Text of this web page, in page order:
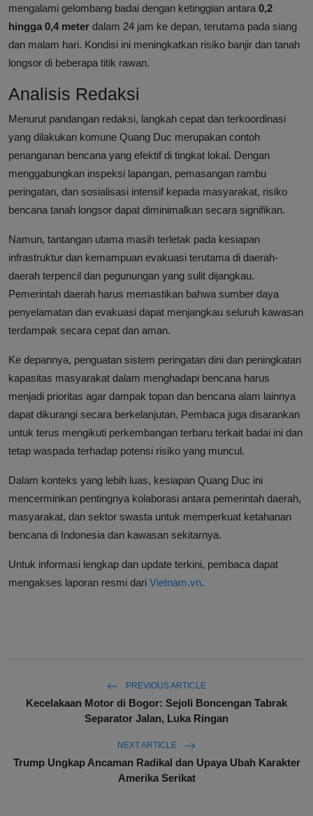
mengalami gelombang badai dengan ketinggian antara 0,2
hingga 0,4 meter dalam 24 jam ke depan, terutama pada siang
dan malam hari. Kondisi ini meningkatkan risiko banjir dan tanah
longsor di beberapa titik rawan.
Analisis Redaksi
Menurut pandangan redaksi, langkah cepat dan terkoordinasi
yang dilakukan komune Quang Duc merupakan contoh
penanganan bencana yang efektif di tingkat lokal. Dengan
menggabungkan inspeksi lapangan, pemasangan rambu
peringatan, dan sosialisasi intensif kepada masyarakat, risiko
bencana tanah longsor dapat diminimalkan secara signifikan.
Namun, tantangan utama masih terletak pada kesiapan
infrastruktur dan kemampuan evakuasi terutama di daerah-
daerah terpencil dan pegunungan yang sulit dijangkau.
Pemerintah daerah harus memastikan bahwa sumber daya
penyelamatan dan evakuasi dapat menjangkau seluruh kawasan
terdampak secara cepat dan aman.
Ke depannya, penguatan sistem peringatan dini dan peningkatan
kapasitas masyarakat dalam menghadapi bencana harus
menjadi prioritas agar dampak topan dan bencana alam lainnya
dapat dikurangi secara berkelanjutan. Pembaca juga disarankan
untuk terus mengikuti perkembangan terbaru terkait badai ini dan
tetap waspada terhadap potensi risiko yang muncul.
Dalam konteks yang lebih luas, kesiapan Quang Duc ini
mencerminkan pentingnya kolaborasi antara pemerintah daerah,
masyarakat, dan sektor swasta untuk memperkuat ketahanan
bencana di Indonesia dan kawasan sekitarnya.
Untuk informasi lengkap dan update terkini, pembaca dapat
mengakses laporan resmi dari Vietnam.vn.
PREVIOUS ARTICLE
Kecelakaan Motor di Bogor: Sejoli Boncengan Tabrak
Separator Jalan, Luka Ringan
NEXT ARTICLE
Trump Ungkap Ancaman Radikal dan Upaya Ubah Karakter
Amerika Serikat